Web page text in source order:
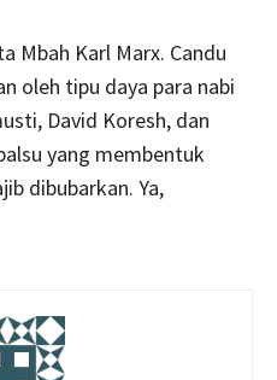
Mbah Karl Marx. Candu
oleh tipu daya para nabi
David Koresh, dan
yang membentuk
dibubarkan. Ya,